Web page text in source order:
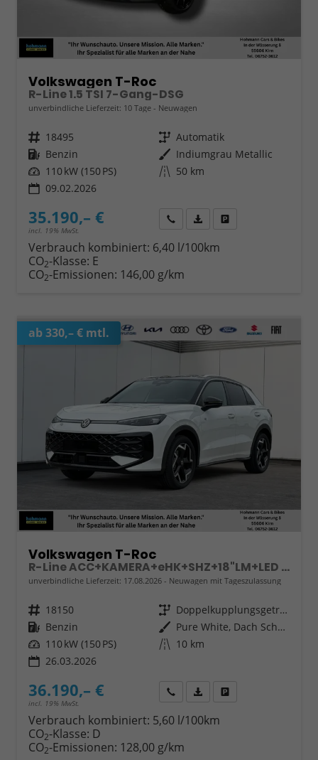
Volkswagen T-Roc
R-Line 1.5 TSI 7-Gang-DSG
unverbindliche Lieferzeit: 10 Tage Neuwagen
Fahrzeugnr. 18495 Getriebe Automatik
Kraftstoff Benzin Außenfarbe Indiumgrau Metallic
Leistung 110 kW (150 PS) Kilometerstand 50 km
09.02.2026
35.190,– €
incl. 19% MwSt.
Wir rufen Sie anFahrzeugexposé (PDF)
Verbrauch kombiniert: 6,40 l/100km
CO2-Klasse: E
CO2-Emissionen: 146,00 g/km
ab 330,– € mtl.
Volkswagen T-Roc
R-Line ACC+KAMERA+eHK+SHZ+18"LM+LED PLUS
unverbindliche Lieferzeit: 17.08.2026 Neuwagen mit Tageszulassung
Fahrzeugnr. 18150 Getriebe
Doppelkupplungsgetriebe (DSG)
Kraftstoff Benzin Außenfarbe
Pure White, Dach Schwarz
Leistung 110 kW (150 PS) Kilometerstand 10 km
26.03.2026
36.190,– €
incl. 19% MwSt.
Wir rufen Sie anFahrzeugexposé (PDF)
Verbrauch kombiniert: 5,60 l/100km
CO2-Klasse: D
CO2-Emissionen: 128,00 g/km